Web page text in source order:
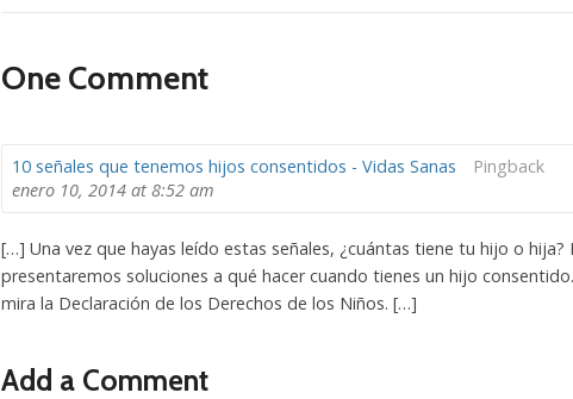
One Comment
10 señales que tenemos hijos consentidos - Vidas Sanas
Pingback
enero 10, 2014 at 8:52 am
[…] Una vez que hayas leído estas señales, ¿cuántas tiene tu hijo o hija?
presentaremos soluciones a qué hacer cuando tienes un hijo
mira la Declaración de los Derechos de los Niños. […]
Add a Comment